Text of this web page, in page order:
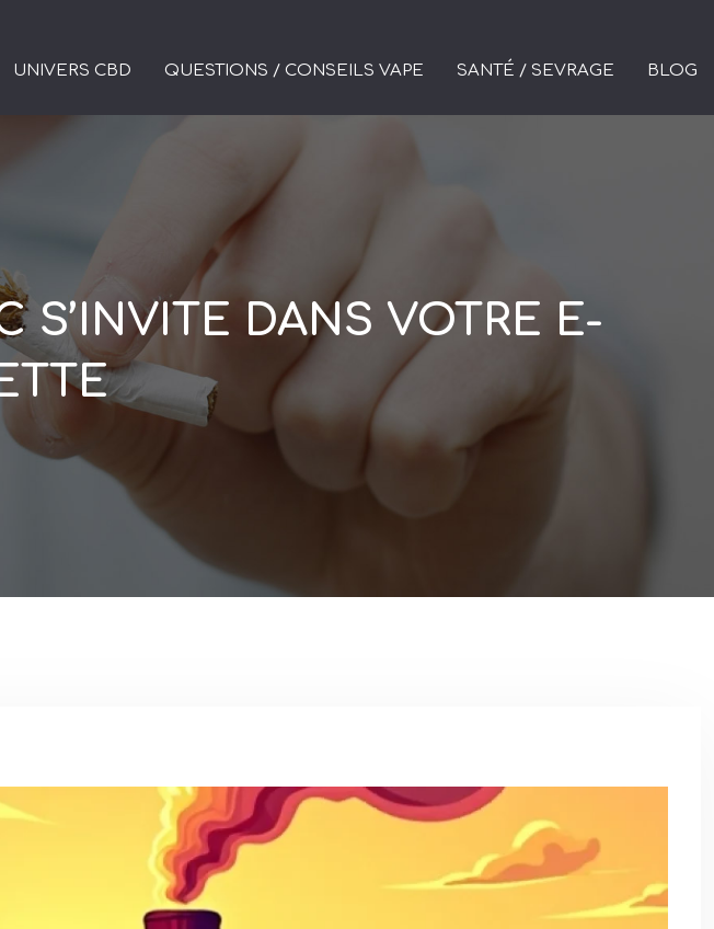
UNIVERS CBD QUESTIONS / CONSEILS VAPE SANTÉ / SEVRAGE BLOG
S’INVITE DANS VOTRE E-